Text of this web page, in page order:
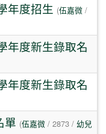
年度招生 (伍嘉微 /
年度新生錄取名
年度新生錄取名
單 (伍嘉微 / 2873 / 幼兒